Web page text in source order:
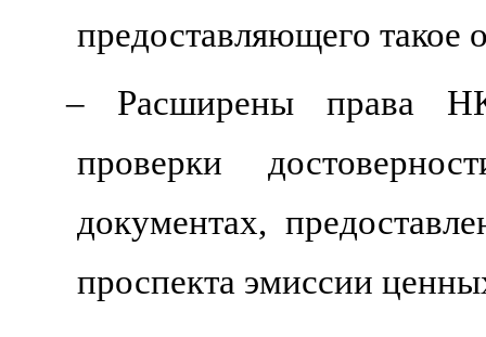
предоставляющего такое
– Расширены права
проверки
документах,
проспекта эмиссии